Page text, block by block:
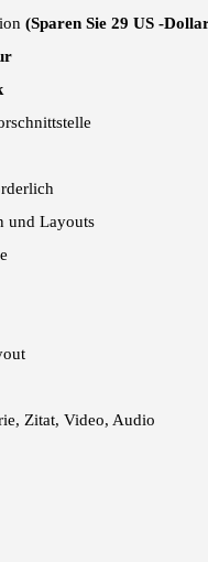
(Sparen Sie 29 US -
und Layouts
Zitat, Video, Audio